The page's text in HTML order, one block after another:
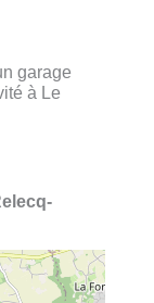
garage
à Le